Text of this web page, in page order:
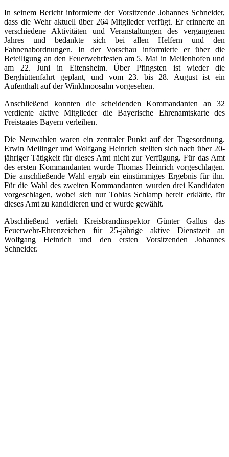
In seinem Bericht informierte der Vorsitzende Johannes Schneider,
dass die Wehr aktuell über 264 Mitglieder verfügt. Er erinnerte an
verschiedene Aktivitäten und Veranstaltungen des vergangenen
Jahres und bedankte sich bei allen Helfern und den
Fahnenabordnungen. In der Vorschau informierte er über die
Beteiligung an den Feuerwehrfesten am 5. Mai in Meilenhofen und
am 22. Juni in Eitensheim. Über Pfingsten ist wieder die
Berghüttenfahrt geplant, und vom 23. bis 28. August ist ein
Aufenthalt auf der Winklmoosalm vorgesehen.
Anschließend konnten die scheidenden Kommandanten an 32
verdiente aktive Mitglieder die Bayerische Ehrenamtskarte des
Freistaates Bayern verleihen.
Die Neuwahlen waren ein zentraler Punkt auf der Tagesordnung.
Erwin Meilinger und Wolfgang Heinrich stellten sich nach über 20-
jähriger Tätigkeit für dieses Amt nicht zur Verfügung. Für das Amt
des ersten Kommandanten wurde Thomas Heinrich vorgeschlagen.
Die anschließende Wahl ergab ein einstimmiges Ergebnis für ihn.
Für die Wahl des zweiten Kommandanten wurden drei Kandidaten
vorgeschlagen, wobei sich nur Tobias Schlamp bereit erklärte, für
dieses Amt zu kandidieren und er wurde gewählt.
Abschließend verlieh Kreisbrandinspektor Günter Gallus das
Feuerwehr-Ehrenzeichen für 25-jährige aktive Dienstzeit an
Wolfgang Heinrich und den ersten Vorsitzenden Johannes
Schneider.